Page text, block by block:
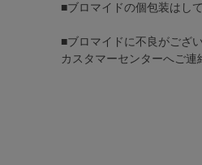
■ブロマイドの個包装はし
■ブロマイドに不良がござ
カスタマーセンターへご連